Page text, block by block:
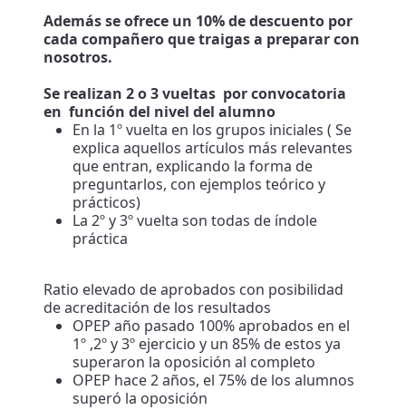
Además se ofrece un 10% de descuento por
cada compañero que traigas a preparar con
nosotros.
Se realizan 2 o 3 vueltas por convocatoria
en función del nivel del alumno
En la 1º vuelta en los grupos iniciales ( Se
explica aquellos artículos más relevantes
que entran, explicando la forma de
preguntarlos, con ejemplos teórico y
prácticos)
La 2º y 3º vuelta son todas de índole
práctica
Ratio elevado de aprobados con posibilidad
de acreditación de los resultados
OPEP año pasado 100% aprobados en el
1º ,2º y 3º ejercicio y un 85% de estos ya
superaron la oposición al completo
OPEP hace 2 años, el 75% de los alumnos
superó la oposición